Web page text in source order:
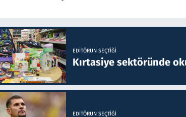
EDITÖRÜN SEÇTIĞI
Kırtasiye sektöründe
EDITÖRÜN SEÇTIĞI